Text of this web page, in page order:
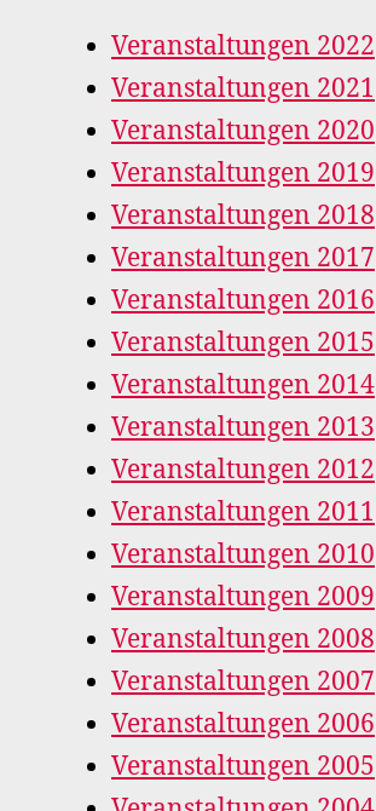
Veranstaltungen 2022
Veranstaltungen 2021
Veranstaltungen 2020
Veranstaltungen 2019
Veranstaltungen 2018
Veranstaltungen 2017
Veranstaltungen 2016
Veranstaltungen 2015
Veranstaltungen 2014
Veranstaltungen 2013
Veranstaltungen 2012
Veranstaltungen 2011
Veranstaltungen 2010
Veranstaltungen 2009
Veranstaltungen 2008
Veranstaltungen 2007
Veranstaltungen 2006
Veranstaltungen 2005